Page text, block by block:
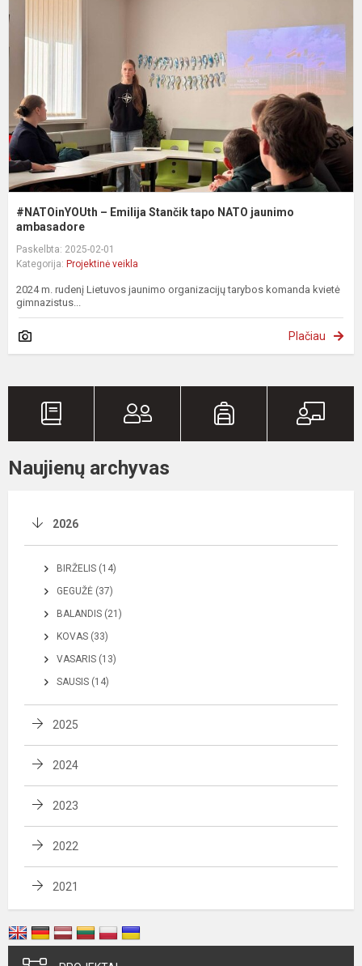
#NATOinYOUth – Emilija Stančik tapo NATO jaunimo
ambasadore
Paskelbta: 2025-02-01
Kategorija: Projektinė veikla
2024 m. rudenį Lietuvos jaunimo organizacijų tarybos komanda kvietė
gimnazistus...
Plačiau
Naujienų archyvas
2026
BIRŽELIS (14)
GEGUŽĖ (37)
BALANDIS (21)
KOVAS (33)
VASARIS (13)
SAUSIS (14)
2025
2024
2023
2022
2021